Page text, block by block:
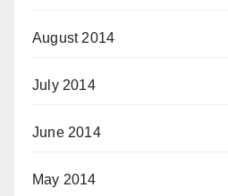
August 2014
July 2014
June 2014
May 2014